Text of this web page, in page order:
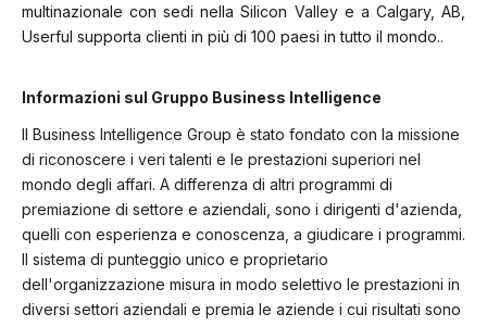
multinazionale con sedi nella Silicon Valley e a Calgary, AB,
Userful supporta clienti in più di 100 paesi in tutto il mondo..
Informazioni sul Gruppo Business Intelligence
Il Business Intelligence Group è stato fondato con la missione
di riconoscere i veri talenti e le prestazioni superiori nel
mondo degli affari. A differenza di altri programmi di
premiazione di settore e aziendali, sono i dirigenti d'azienda,
quelli con esperienza e conoscenza, a giudicare i programmi.
Il sistema di punteggio unico e proprietario
dell'organizzazione misura in modo selettivo le prestazioni in
diversi settori aziendali e premia le aziende i cui risultati sono